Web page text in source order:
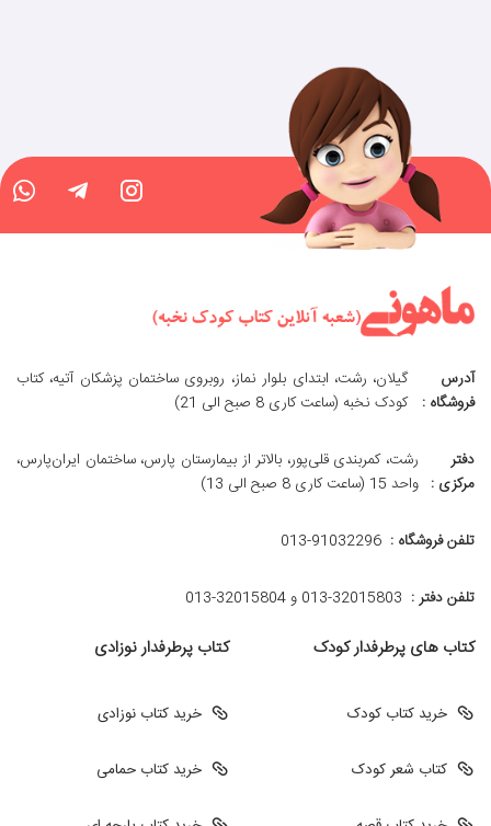
آدرس
فروشگاه :
گیلان، رشت، ابتدای بلوار نماز، روبروی ساختمان پزشکان آتیه، کتاب
کودک نخبه (ساعت کاری 8 صبح الی 21)
دفتر
مرکزی :
رشت، کمربندی قلی‌پور، بالاتر از بیمارستان پارس، ساختمان ایران‌پارس،
واحد 15 (ساعت کاری 8 صبح الی 13)
تلفن فروشگاه : 013-91032296
تلفن دفتر : 013-32015803 و 32015804-013
کتاب های پرطرفدار کودک
خرید کتاب کودک
کتاب شعر کودک
کتاب پرطرفدار نوزادی
خرید کتاب نوزادی
خرید کتاب حمامی